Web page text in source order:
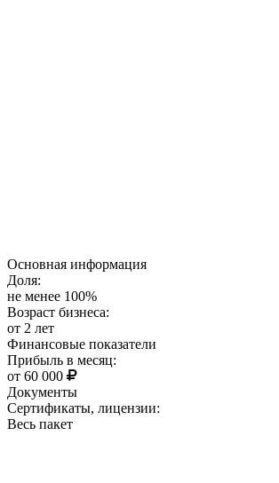
Основная информация
Доля:
не менее 100%
Возраст бизнеса:
от 2 лет
Финансовые показатели
Прибыль в месяц:
от 60 000
Документы
Сертификаты, лицензии:
Весь пакет